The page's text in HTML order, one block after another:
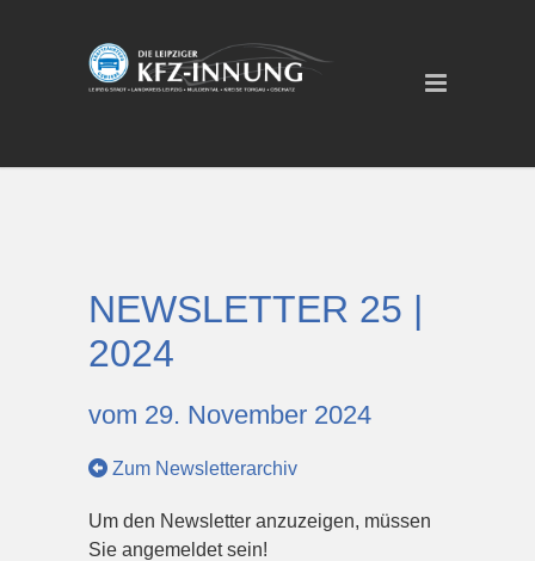
NEWSLETTER 25 |
2024
vom 29. November 2024
Zum Newsletterarchiv
Um den Newsletter anzuzeigen, müssen
Sie angemeldet sein!